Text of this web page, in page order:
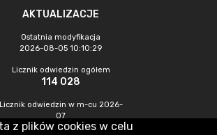
AKTUALIZACJE
Ostatnia modyfikacja
2026-08-05 10:10:29
Licznik odwiedzin ogółem
114 028
Licznik odwiedzin w m-cu 2026-
07
547
z plików cookies w celu